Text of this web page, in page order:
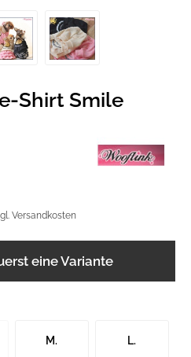
Shirt Smile
Versandkosten
eine Variante
M. L.